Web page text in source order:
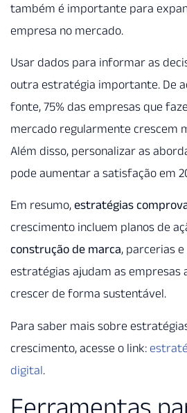
também é importante para
empresa no mercado.
Usar dados para informar as
outra estratégia importante. De
fonte, 75% das empresas que
mercado regularmente crescem
Além disso, personalizar as
pode aumentar a satisfação em
Em resumo, estratégias
crescimento incluem planos de
construção de marca, parcerias e
estratégias ajudam as empresas
crescer de forma sustentável.
Para saber mais sobre
crescimento, acesse o link:
digital.
Ferramentas